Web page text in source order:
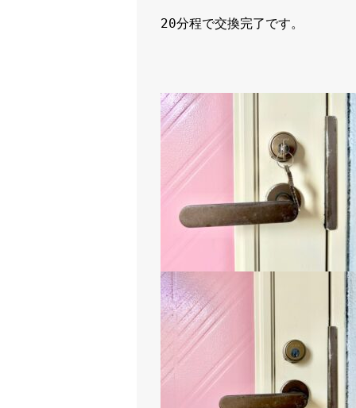
20分程で交換完了です。